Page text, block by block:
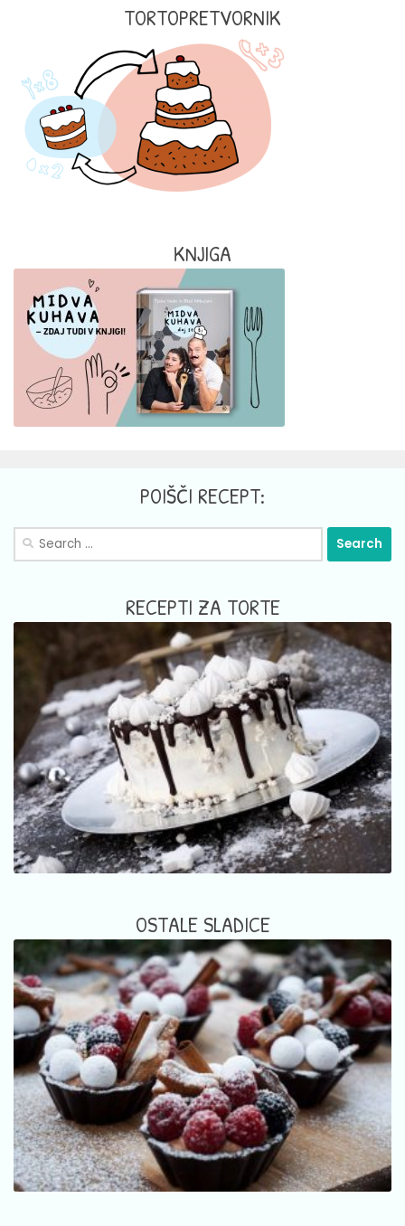
TORTOPRETVORNIK
KNJIGA
POIŠČI RECEPT:
Search
RECEPTI ZA TORTE
OSTALE SLADICE